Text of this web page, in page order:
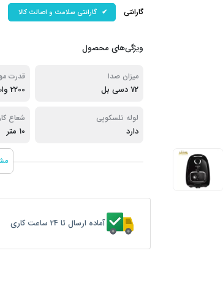
گارانتی گارانتی سلامت و اصالت کالا
ویژگی‌های محصول
میزان صدا
72 دسی بل
قدرت
2200 وات
لوله تلسکوپی
دارد
شعاع
10 متر
آماده ارسال تا 24 ساعت کاری